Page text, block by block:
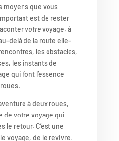
moyens que vous
est de rester
votrevoyage, à
delà de la route elle-
les obstacles,
les instants de
qui font l’essence
à deux roues,
de votre voyage qui
le retour. C’est une
voyage, de le revivre,